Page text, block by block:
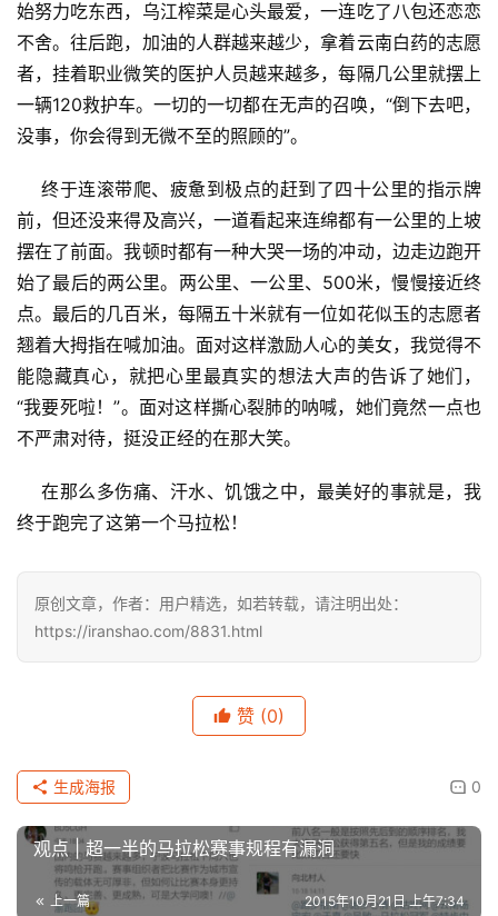
比
赛
用
户
选
始努力吃东西，乌江榨菜是心头最爱，一连吃了八包还恋恋
不舍。往后跑，加油的人群越来越少，拿着云南白药的志愿
者，挂着职业微笑的医护人员越来越多，每隔几公里就摆上
一辆120救护车。一切的一切都在无声的召唤，“倒下去吧，
没事，你会得到无微不至的照顾的”。
终于连滚带爬、疲惫到极点的赶到了四十公里的指示牌
前，但还没来得及高兴，一道看起来连绵都有一公里的上坡
摆在了前面。我顿时都有一种大哭一场的冲动，边走边跑开
始了最后的两公里。两公里、一公里、500米，慢慢接近终
点。最后的几百米，每隔五十米就有一位如花似玉的志愿者
翘着大拇指在喊加油。面对这样激励人心的美女，我觉得不
能隐藏真心，就把心里最真实的想法大声的告诉了她们，
“我要死啦！”。面对这样撕心裂肺的呐喊，她们竟然一点也
不严肃对待，挺没正经的在那大笑。
在那么多伤痛、汗水、饥饿之中，最美好的事就是，我
终于跑完了这第一个马拉松！
原创文章，作者：用户精选，如若转载，请注明出处：
https://iranshao.com/8831.html
赞 (0)
0
生成海报
观点 | 超一半的马拉松赛事规程有漏洞
上一篇 2015年10月21日 上午7:34